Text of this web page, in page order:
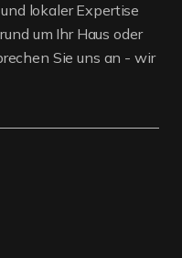
lokaler Expertise
um Ihr Haus oder
Sie uns an - wir